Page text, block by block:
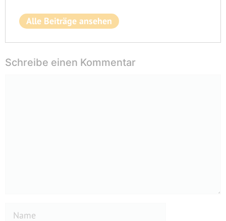
Alle Beiträge ansehen
Schreibe einen Kommentar
Name